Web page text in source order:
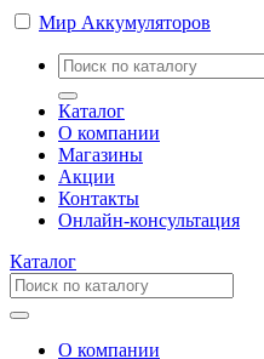
Мир Аккумуляторов
Каталог
О компании
Магазины
Акции
Контакты
Онлайн-консультация
Каталог
О компании